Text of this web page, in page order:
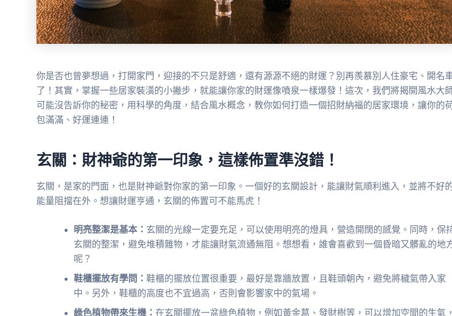
你是否也曾夢想過，打開家門，迎接的不只是舒適，還有源源不絕的財運？別再羨慕別人住豪宅、開名
了！其實，掌握一些居家裝潢的小撇步，就能讓你家的財運像噴泉一樣爆發！這次，我們將揭開風水大
可能沒告訴你的秘密，用科學的角度，結合風水概念，教你如何打造一個招財納福的居家環境，讓你的
包滿滿、好運連連！
玄關：財神爺的第一印象，這樣佈置準沒錯！
玄關，是家的門面，也是財神爺對你家的第一印象。一個好的玄關設計，能讓財氣順利進入，並將不好
能量阻擋在外。想讓財運亨通，玄關的佈置可不能馬虎！
明亮整潔是基本： 玄關的光線一定要充足，可以使用明亮的燈具，營造開闊的感覺。同時，保
玄關的整潔，避免堆積雜物，才能讓財氣流通無阻。想想看，誰會喜歡到一個昏暗又髒亂的地
呢？
鞋櫃擺放有學問： 鞋櫃的擺放位置很重要，最好是靠牆放置，且鞋頭朝內，避免將穢氣帶入家
中。另外，鞋櫃的高度也不宜過高，否則會影響家中的氣場。
綠色植物帶來生機： 在玄關擺放一盆綠色植物，例如黃金葛、發財樹等，可以增加空間的生氣，